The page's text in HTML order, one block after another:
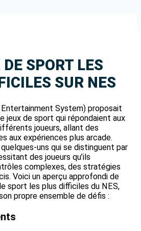
SPORT LES
SUR NES
System) proposait
jeux de sport qui répondaient aux
joueurs, allant des
aux expériences plus arcade.
quelques-uns qui se distinguent par
des joueurs qu’ils
complexes, des stratégies
Voici un aperçu approfondi de
sport les plus difficiles du NES,
propre ensemble de défis :